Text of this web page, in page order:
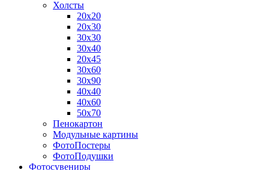
Холсты
20х20
20х30
30х30
30х40
20х45
30х60
30х90
40х40
40х60
50х70
Пенокартон
Модульные картины
ФотоПостеры
ФотоПодушки
Фотоcувениры